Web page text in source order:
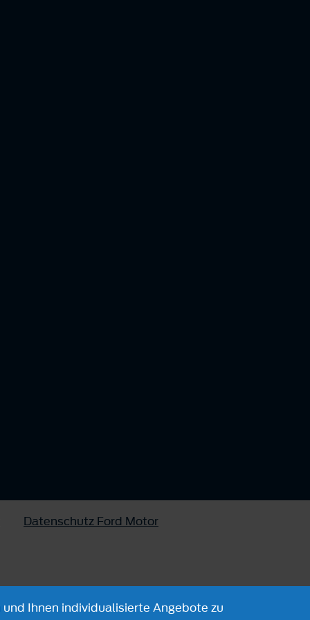
Datenschutz Ford Motor
Ihnen individualisierte Angebote zu